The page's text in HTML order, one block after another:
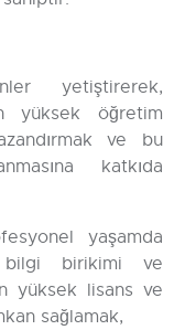
yetiştirerek,
yüksek öğretim
ve bu
katkıda
yaşamda
bilgi birikimi ve
yüksek lisans ve
sağlamak,